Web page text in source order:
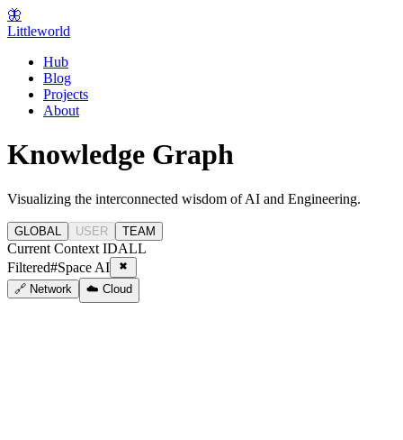
🦋
Littleworld
Hub
Blog
Projects
About
Knowledge Graph
Visualizing the interconnected wisdom of AI and Engineering.
GLOBAL USER TEAM
Current Context IDALL
Filtered#Space AI
🔗 Network ☁️ Cloud